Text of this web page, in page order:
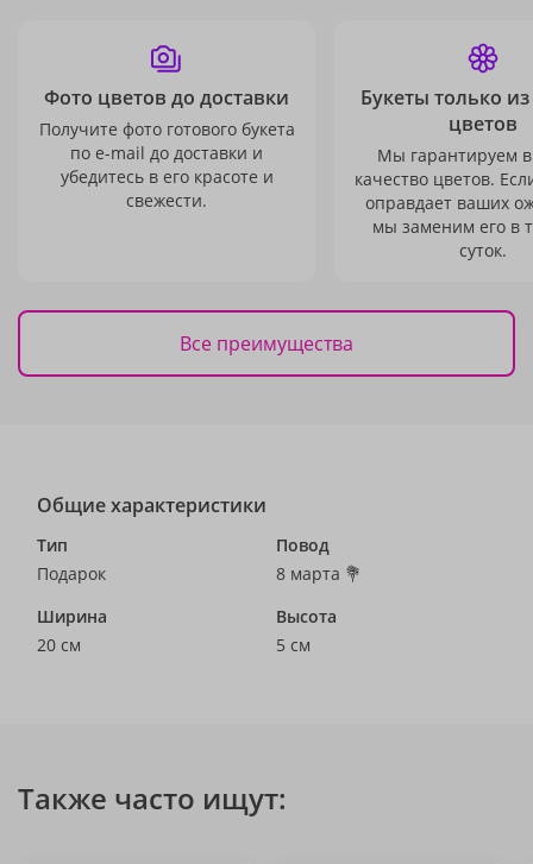
Фото цветов до доставки
Получите фото готового букета
по e-mail до доставки и
убедитесь в его красоте и
свежести.
Букеты только
цветов
Мы гарантируем
качество цветов.
оправдает ваших
мы заменим его в
суток.
Все преимущества
Общие характеристики
Тип
Подарок
Повод
8 марта 💐
Ширина
20 см
Высота
5 см
Также часто ищут: